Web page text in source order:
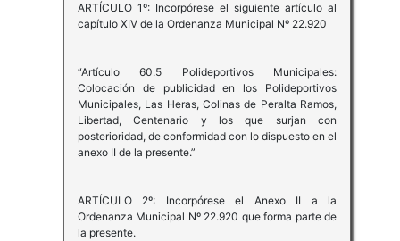
ARTÍCULO 1º: Incorpórese el siguiente artículo al
capítulo XIV de la Ordenanza Municipal Nº 22.920
“Artículo 60.5 Polideportivos Municipales:
Colocación de publicidad en los Polideportivos
Municipales, Las Heras, Colinas de Peralta Ramos,
Libertad, Centenario y los que surjan con
posterioridad, de conformidad con lo dispuesto en el
anexo II de la presente.”
ARTÍCULO 2º: Incorpórese el Anexo II a la
Ordenanza Municipal Nº 22.920 que forma parte de
la presente.